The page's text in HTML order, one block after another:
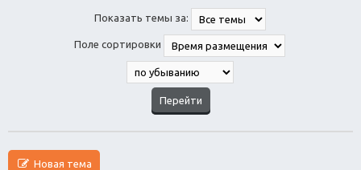
Показать темы за:
Поле сортировки
Новая тема